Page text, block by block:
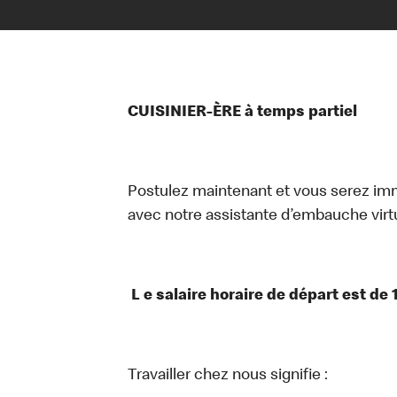
CUISINIER-ÈRE à temps partiel
Postulez maintenant et vous serez
avec notre assistante d’embauche
L e salaire horaire de départ est de
Travailler chez nous signifie :